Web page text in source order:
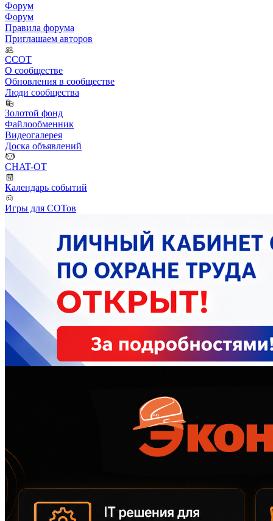
Форум
Форум
Правила форума
Приглашаем авторов
ССОТ
О сообществе
Обновления в сообществе
Люди сообщества
Золотой фонд
Файлообменник
Видеогалерея
Доска объявлений
CHAT-OT
Календарь событий
Игры для СОТов